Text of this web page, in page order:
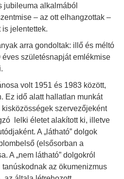
jubileuma alkalmából
– az ott elhangzottak –
jelentettek.
arra gondoltak: illő és méltó
születésnapját emlékmise
volt 1951 és 1983 között,
Ez idő alatt hallatlan munkát
szervezőjeként
lelki életet alakított ki, illetve
A „látható” dolgok
(elsősorban a
A „nem látható” dolgokról
az ökumenizmus